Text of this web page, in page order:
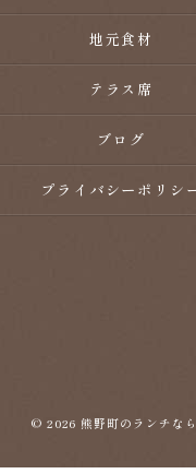
地元食材
テラス席
ブログ
プライバシーポリシ
© 2026 熊野町のランチな